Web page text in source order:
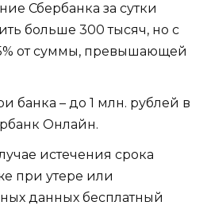
Сбербанка за сутки
больше 300 тысяч, но с
от суммы, превышающей
банка – до 1 млн. рублей в
Онлайн.
истечения срока
при утере или
данных бесплатный